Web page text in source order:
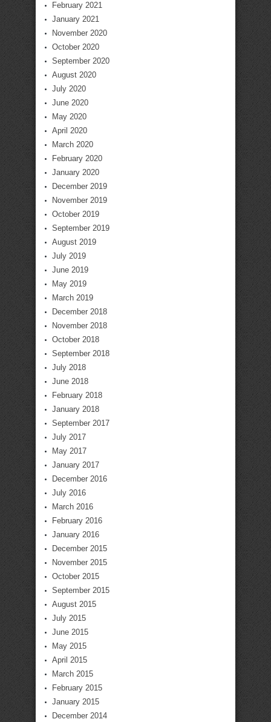
February 2021
January 2021
November 2020
October 2020
September 2020
August 2020
July 2020
June 2020
May 2020
April 2020
March 2020
February 2020
January 2020
December 2019
November 2019
October 2019
September 2019
August 2019
July 2019
June 2019
May 2019
March 2019
December 2018
November 2018
October 2018
September 2018
July 2018
June 2018
February 2018
January 2018
September 2017
July 2017
May 2017
January 2017
December 2016
July 2016
March 2016
February 2016
January 2016
December 2015
November 2015
October 2015
September 2015
August 2015
July 2015
June 2015
May 2015
April 2015
March 2015
February 2015
January 2015
December 2014